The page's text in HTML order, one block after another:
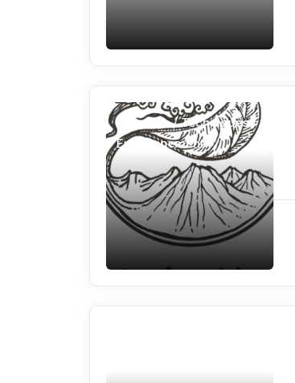
Sciences / Techniques /
Environnement